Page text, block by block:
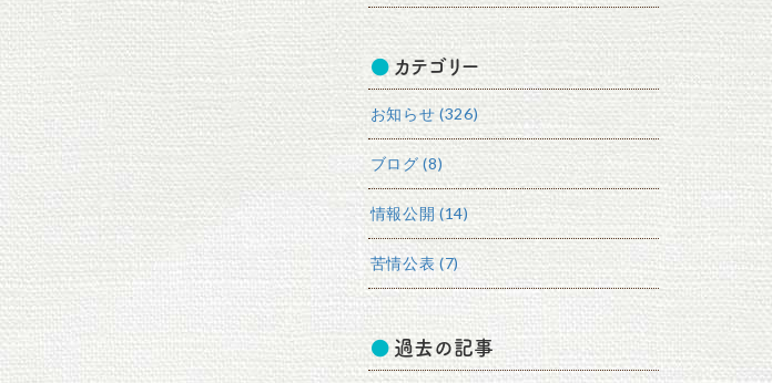
カテゴリー
お知らせ (326)
ブログ (8)
情報公開 (14)
苦情公表 (7)
過去の記事